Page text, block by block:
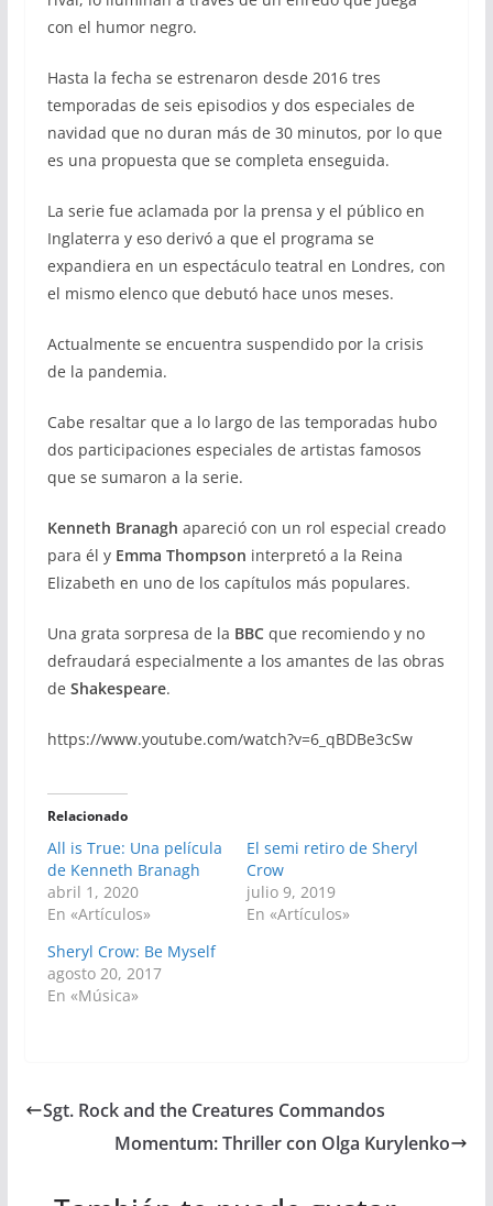
con el humor negro.
Hasta la fecha se estrenaron desde 2016 tres
temporadas de seis episodios y dos especiales de
navidad que no duran más de 30 minutos, por lo que
es una propuesta que se completa enseguida.
La serie fue aclamada por la prensa y el público en
Inglaterra y eso derivó a que el programa se
expandiera en un espectáculo teatral en Londres, con
el mismo elenco que debutó hace unos meses.
Actualmente se encuentra suspendido por la crisis
de la pandemia.
Cabe resaltar que a lo largo de las temporadas hubo
dos participaciones especiales de artistas famosos
que se sumaron a la serie.
Kenneth Branagh apareció con un rol especial creado
para él y Emma Thompson interpretó a la Reina
Elizabeth en uno de los capítulos más populares.
Una grata sorpresa de la BBCque recomiendo y no
defraudará especialmente a los amantes de las obras
de Shakespeare.
https://www.youtube.com/watch?v=6_qBDBe3cSw
Relacionado
All is True: Una película
de Kenneth Branagh
abril 1, 2020
En «Artículos»
El semi retiro de Sheryl
Crow
julio 9, 2019
En «Artículos»
Sheryl Crow: Be Myself
agosto 20, 2017
En «Música»
Sgt. Rock and the Creatures Commandos
Momentum: Thriller con Olga Kurylenko